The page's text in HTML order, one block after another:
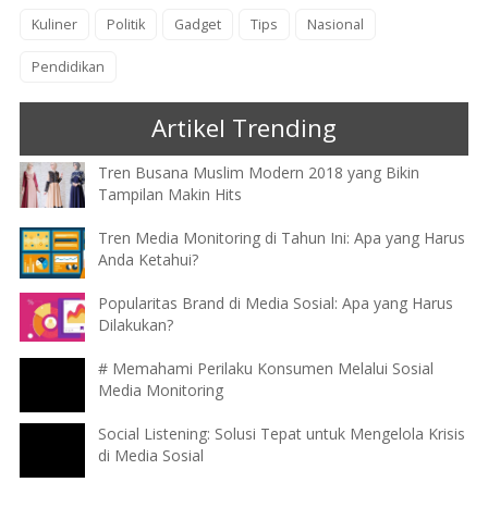
Kuliner Politik Gadget Tips Nasional
Pendidikan
Artikel Trending
Tren Busana Muslim Modern 2018 yang Bikin
Tampilan Makin Hits
Tren Media Monitoring di Tahun Ini: Apa yang Harus
Anda Ketahui?
Popularitas Brand di Media Sosial: Apa yang Harus
Dilakukan?
# Memahami Perilaku Konsumen Melalui Sosial
Media Monitoring
Social Listening: Solusi Tepat untuk Mengelola Krisis
di Media Sosial